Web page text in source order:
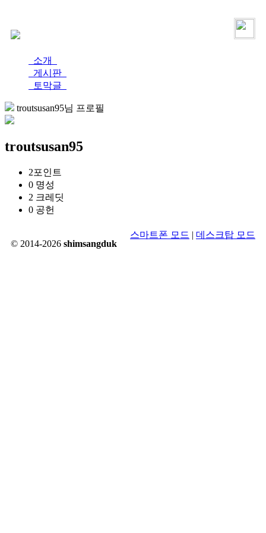
소개
게시판
토막글
troutsusan95님 프로필
troutsusan95
2포인트
0 명성
2 크레딧
0 공헌
© 2014-2026 shimsangduk
스마트폰 모드 | 데스크탑 모드